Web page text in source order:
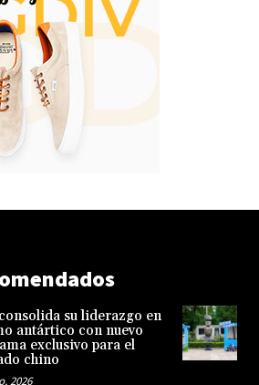
su liderazgo en
antártico con nuevo
exclusivo para el
chino
2026